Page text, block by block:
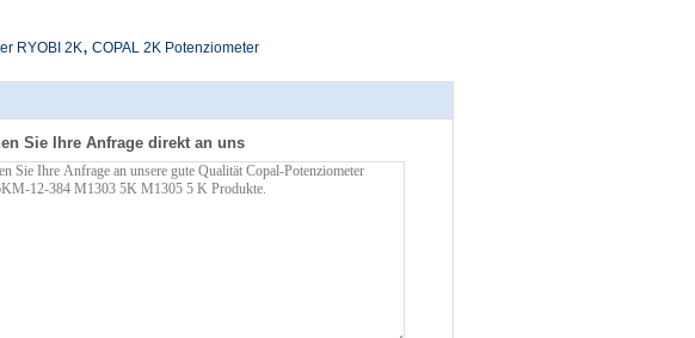
RYOBI 2K, COPAL 2K Potenziometer
Sie Ihre Anfrage direkt an uns